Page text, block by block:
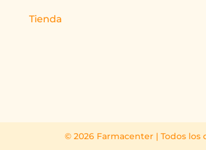
Tienda
© 2026 Farmacenter | Todos